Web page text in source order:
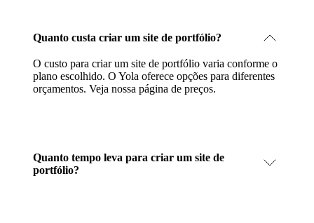
Quanto custa criar um site de portfólio?
O custo para criar um site de portfólio varia conforme o
plano escolhido. O Yola oferece opções para diferentes
orçamentos. Veja nossa página de preços.
Quanto tempo leva para criar um site de
portfólio?